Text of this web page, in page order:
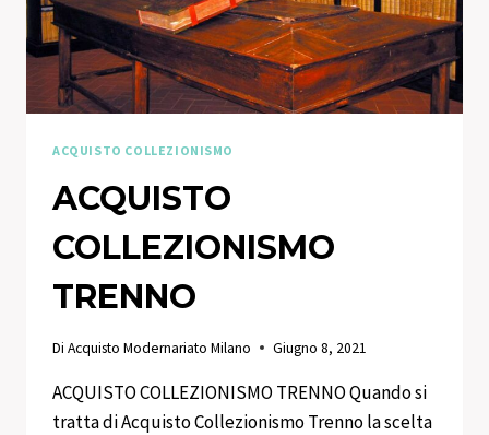
ACQUISTO COLLEZIONISMO
ACQUISTO
COLLEZIONISMO
TRENNO
Di Acquisto Modernariato Milano Giugno 8, 2021
ACQUISTO COLLEZIONISMO TRENNO Quando si
tratta di Acquisto Collezionismo Trenno la scelta